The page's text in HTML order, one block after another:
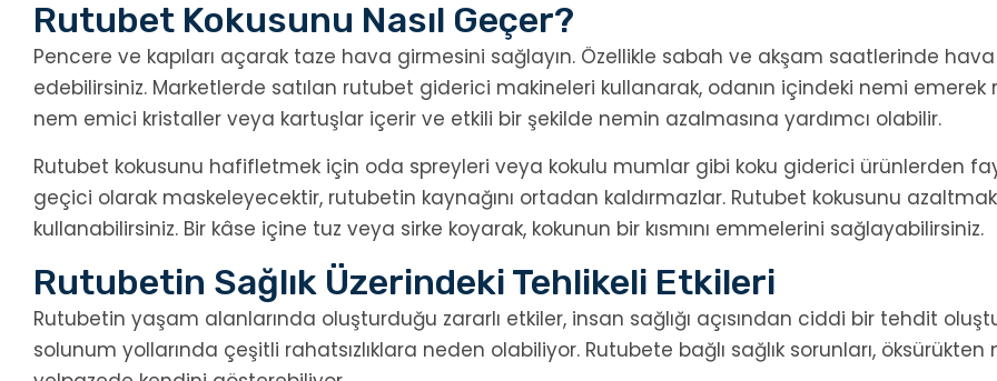
Rutubet Kokusunu Nasıl Geçer?
Pencere ve kapıları açarak taze hava girmesini sağlayın. Özellikle sabah ve akşam saatlerinde
edebilirsiniz. Marketlerde satılan rutubet giderici makineleri kullanarak, odanın içindeki nemi
nem emici kristaller veya kartuşlar içerir ve etkili bir şekilde nemin azalmasına yardımcı olabilir.
Rutubet kokusunu hafifletmek için oda spreyleri veya kokulu mumlar gibi koku giderici ürünlerden
geçici olarak maskeleyecektir, rutubetin kaynağını ortadan kaldırmazlar. Rutubet kokusunu
kullanabilirsiniz. Bir kâse içine tuz veya sirke koyarak, kokunun bir kısmını emmelerini sağlayabilirsiniz.
Rutubetin Sağlık Üzerindeki Tehlikeli Etkileri
Rutubetin yaşam alanlarında oluşturduğu zararlı etkiler, insan sağlığı açısından ciddi bir tehdit
solunum yollarında çeşitli rahatsızlıklara neden olabiliyor. Rutubete bağlı sağlık sorunları,